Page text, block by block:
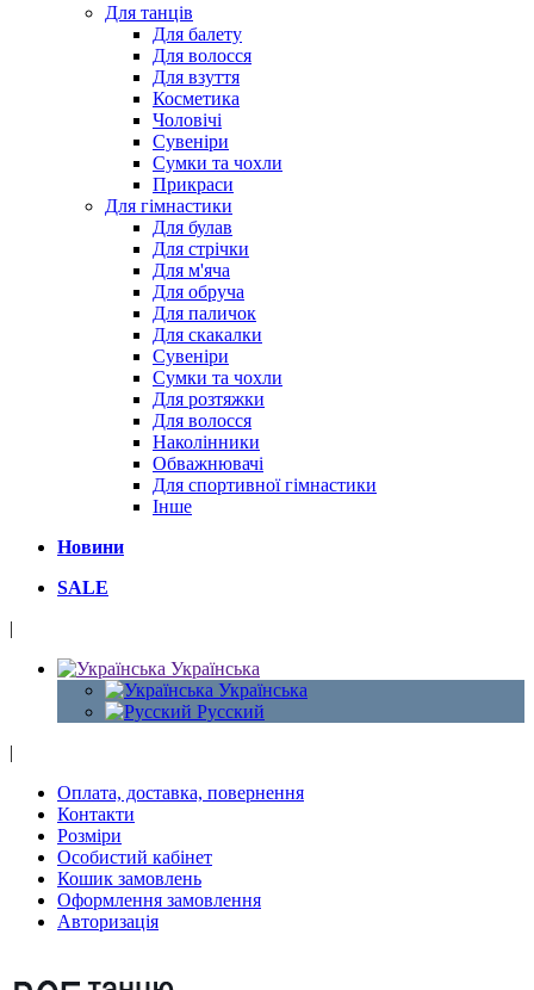
Для танців
Для балету
Для волосся
Для взуття
Косметика
Чоловічі
Сувеніри
Сумки та чохли
Прикраси
Для гімнастики
Для булав
Для стрічки
Для м'яча
Для обруча
Для паличок
Для скакалки
Сувеніри
Сумки та чохли
Для розтяжки
Для волосся
Наколінники
Обважнювачі
Для спортивної гімнастики
Інше
Новини
SALE
|
Українська
Українська
Русский
|
Оплата, доставка, повернення
Контакти
Розміри
Особистий кабінет
Кошик замовлень
Оформлення замовлення
Авторизація